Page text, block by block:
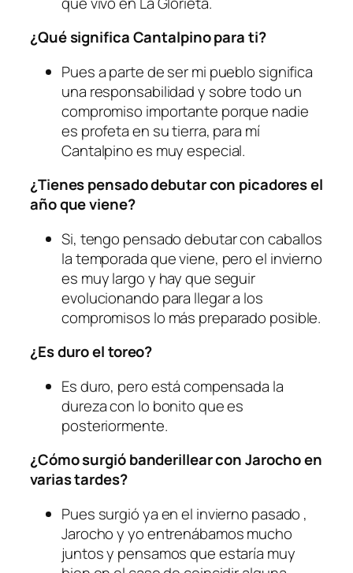
¿Qué significa Cantalpino para ti?
Pues a parte de ser mi pueblo significa
una responsabilidad y sobre todo un
compromiso importante porque nadie
es profeta en su tierra, para mí
Cantalpino es muy especial.
¿Tienes pensado debutar con picadores el
año que viene?
Si, tengo pensado debutar con caballos
la temporada que viene, pero el invierno
es muy largo y hay que seguir
evolucionando para llegar a los
compromisos lo más preparado posible.
¿Es duro el toreo?
Es duro, pero está compensada la
dureza con lo bonito que es
posteriormente.
¿Cómo surgió banderillear con Jarocho en
varias tardes?
Pues surgió ya en el invierno pasado ,
Jarocho y yo entrenábamos mucho
juntos y pensamos que estaría muy